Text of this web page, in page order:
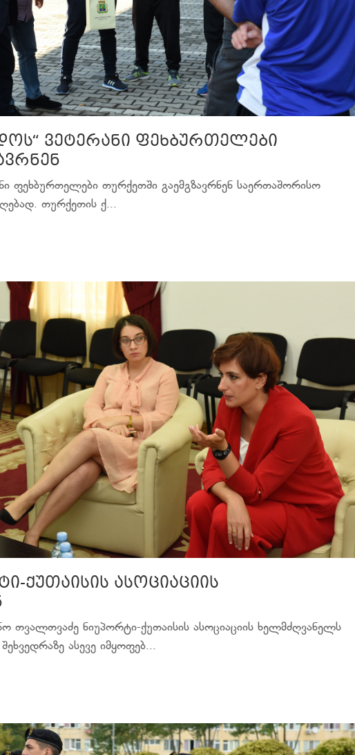
ვეტერანი ფეხბურთელები
ფეხბურთელები თურქეთში გაემგზავრნენ საერთაშორისო
თურქეთის ქ...
ქუთაისის ასოციაციის
თვალთვაძე ნიუპორტი-ქუთაისის ასოციაციის ხელმძღვანელს
ასევე იმყოფებ...